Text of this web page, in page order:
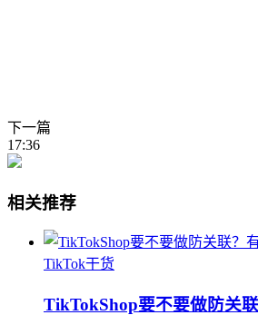
下一篇
17:36
相关推荐
TikTok干货
TikTokShop要不要做防关